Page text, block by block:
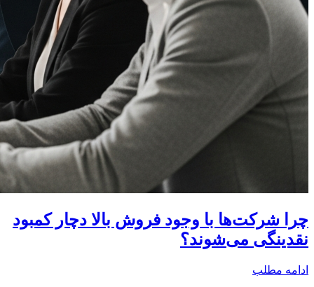
چرا شرکت‌ها با وجود فروش بالا دچار کمبود
نقدینگی می‌شوند؟
ادامه مطلب